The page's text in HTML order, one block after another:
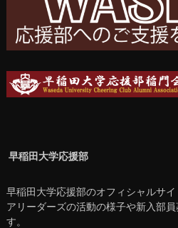
早稲田大学応援部
早稲田大学応援部のオフィシャルサ
アリーダーズの活動の様子や新入部
す。